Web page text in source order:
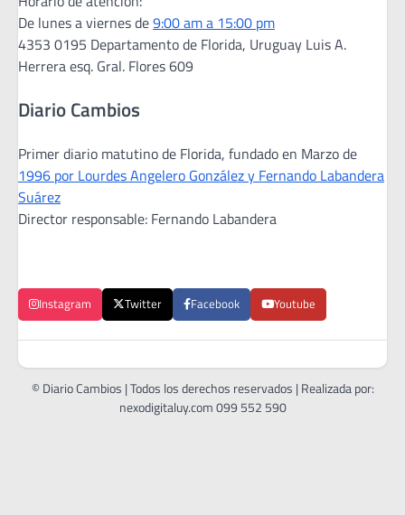
De lunes a viernes de9:00 am a 15:00 pm
4353 0195 Departamento de Florida, Uruguay Luis A.
Herrera esq. Gral. Flores 609
Diario Cambios
Primer diario matutino de Florida, fundado en Marzo de
1996 por Lourdes Angelero González y Fernando Labandera
Suárez
Director responsable: Fernando Labandera
Instagram Twitter Facebook Youtube